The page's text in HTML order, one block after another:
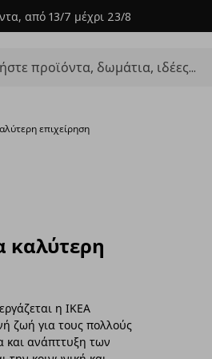
από 13/7 μέχρι 23/8
επιχείρηση
καλύτερη
η ΙΚΕΑ
ζωή για τους πολλούς
και ανάπττυξη των